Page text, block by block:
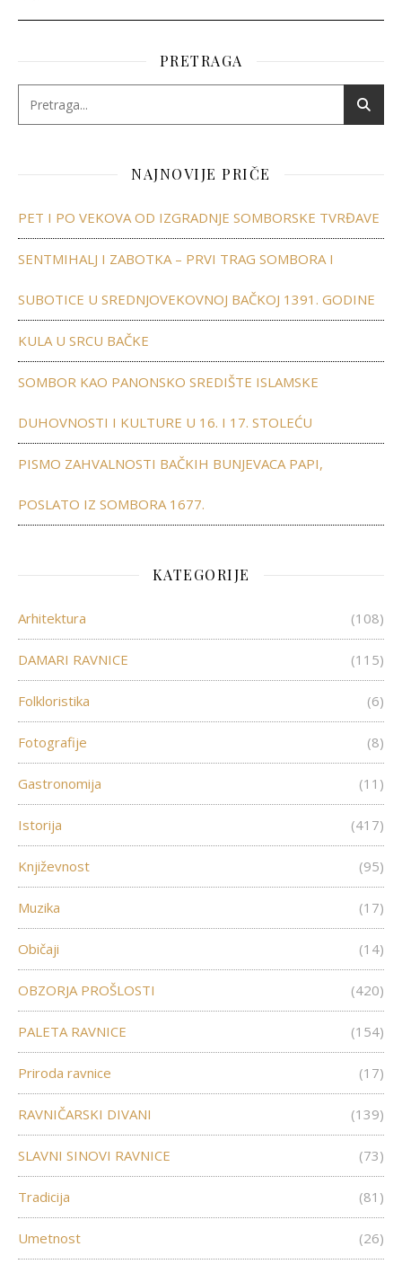
PRETRAGA
NAJNOVIJE PRIČE
PET I PO VEKOVA OD IZGRADNJE SOMBORSKE TVRĐAVE
SENTMIHALJ I ZABOTKA – PRVI TRAG SOMBORA I
SUBOTICE U SREDNJOVEKOVNOJ BAČKOJ 1391. GODINE
KULA U SRCU BAČKE
SOMBOR KAO PANONSKO SREDIŠTE ISLAMSKE
DUHOVNOSTI I KULTURE U 16. I 17. STOLEĆU
PISMO ZAHVALNOSTI BAČKIH BUNJEVACA PAPI,
POSLATO IZ SOMBORA 1677.
KATEGORIJE
Arhitektura (108)
DAMARI RAVNICE (115)
Folkloristika (6)
Fotografije (8)
Gastronomija (11)
Istorija (417)
Književnost (95)
Muzika (17)
Običaji (14)
OBZORJA PROŠLOSTI (420)
PALETA RAVNICE (154)
Priroda ravnice (17)
RAVNIČARSKI DIVANI (139)
SLAVNI SINOVI RAVNICE (73)
Tradicija (81)
Umetnost (26)